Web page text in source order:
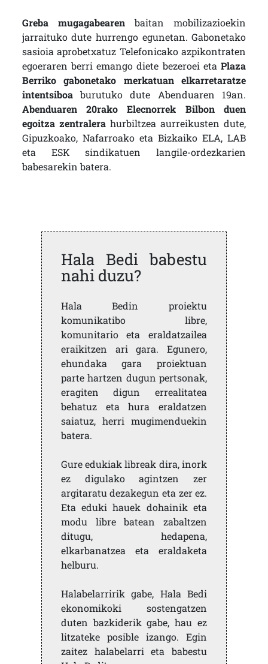
Greba mugagabearenbaitan mobilizazioekin
jarraituko dute hurrengo egunetan. Gabonetako
sasioia aprobetxatuz Telefonicako azpikontraten
egoeraren berri emango diete bezeroei etaPlaza
Berriko gabonetako merkatuan elkarretaratze
intentsiboaburutuko dute Abenduaren 19an.
Abenduaren 20rako Elecnorrek Bilbon duen
egoitza zentralerahurbiltzea aurreikusten dute,
Gipuzkoako, Nafarroako eta Bizkaiko ELA, LAB
eta ESK sindikatuen langile-ordezkarien
babesarekin batera.
Hala Bedi babestu
nahi duzu?
Hala Bedin proiektu
komunikatibo libre,
komunitario eta eraldatzailea
eraikitzen ari gara. Egunero,
ehundaka gara proiektuan
parte hartzen dugun pertsonak,
eragiten digun errealitatea
behatuz eta hura eraldatzen
saiatuz, herri mugimenduekin
batera.
Gure edukiak libreak dira, inork
ez digulako agintzen zer
argitaratu dezakegun eta zer ez.
Eta eduki hauek dohainik eta
modu libre batean zabaltzen
ditugu, hedapena,
elkarbanatzea eta eraldaketa
helburu.
Halabelarririk gabe, Hala Bedi
ekonomikoki sostengatzen
duten bazkiderik gabe, hau ez
litzateke posible izango. Egin
zaitez halabelarri eta babestu